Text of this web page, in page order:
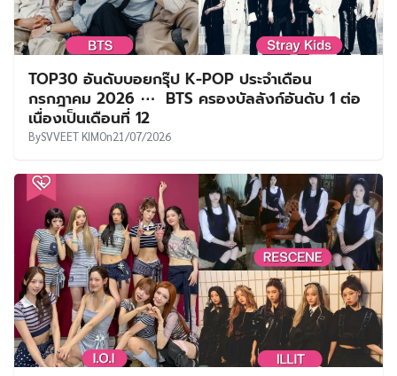
TOP30 อันดับบอยกรุ๊ป K-POP ประจำเดือน
กรกฎาคม 2026 ⋯ BTS ครองบัลลังก์อันดับ 1 ต่อ
เนื่องเป็นเดือนที่ 12
BySVVEET KIMOn21/07/2026